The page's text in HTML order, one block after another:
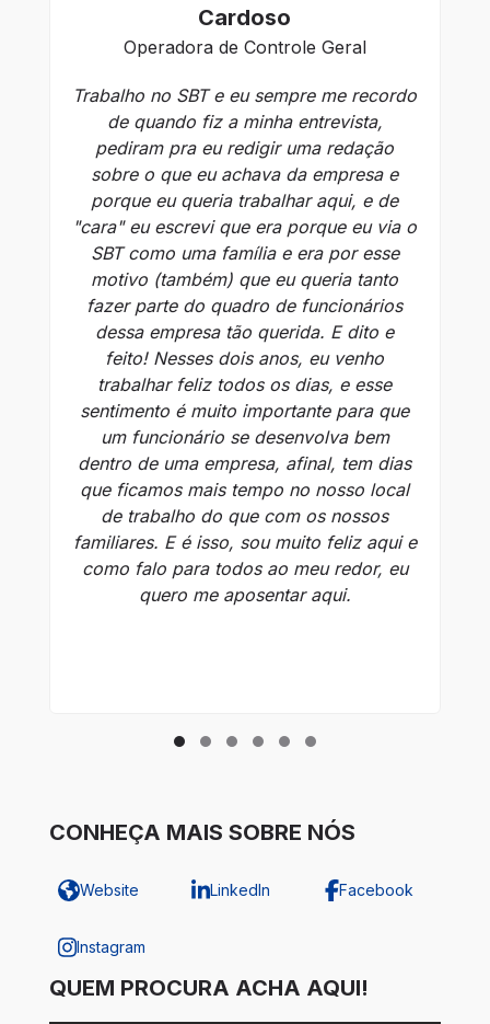
Cardoso
Operadora de Controle Geral
Trabalho no SBT e eu sempre me recordo
de quando fiz a minha entrevista,
pediram pra eu redigir uma redação
sobre o que eu achava da empresa e
porque eu queria trabalhar aqui, e de
"cara" eu escrevi que era porque eu via o
SBT como uma família e era por esse
motivo (também) que eu queria tanto
fazer parte do quadro de funcionários
dessa empresa tão querida. E dito e
feito! Nesses dois anos, eu venho
trabalhar feliz todos os dias, e esse
sentimento é muito importante para que
um funcionário se desenvolva bem
dentro de uma empresa, afinal, tem dias
que ficamos mais tempo no nosso local
de trabalho do que com os nossos
familiares. E é isso, sou muito feliz aqui e
como falo para todos ao meu redor, eu
quero me aposentar aqui.
CONHEÇA MAIS SOBRE NÓS
Website LinkedIn Facebook
Instagram
QUEM PROCURA ACHA AQUI!